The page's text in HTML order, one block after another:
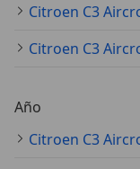
Año